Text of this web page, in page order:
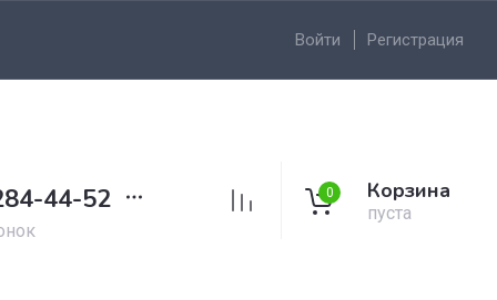
Войти Регистрация
44-52 0 Корзина
пуста